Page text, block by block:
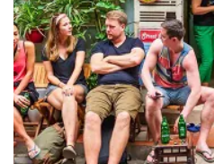
Résumé du circuit : Voyage en
Hanoi - Ninh Binh - Halong -
READ MORE